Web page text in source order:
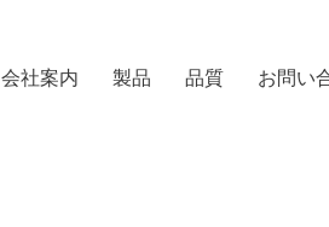
会社案内 製品 品質 お問い